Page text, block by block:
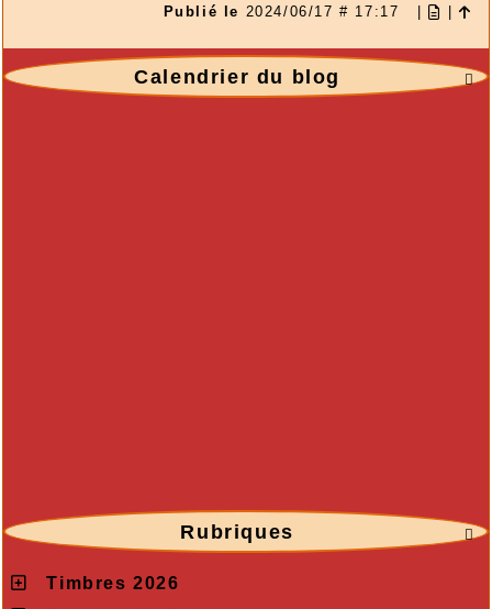
Publié le 2024/06/17 # 17:17

Calendrier du blog

Rubriques
Timbres 2026